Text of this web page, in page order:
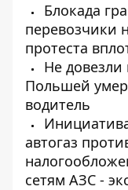
Блокада
перевозчики
протеста
Не довезли
Польшей
водитель
автогаз
сетям АЗС -